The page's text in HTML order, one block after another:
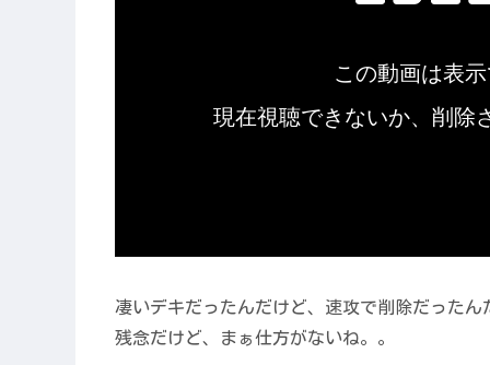
凄いデキだったんだけど、速攻で削除だった
残念だけど、まぁ仕方がないね。。